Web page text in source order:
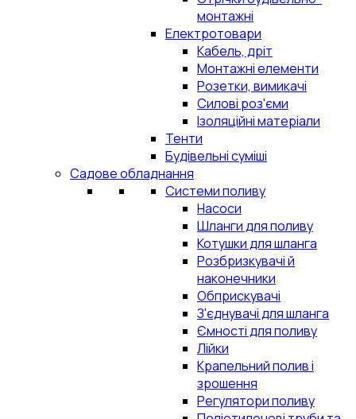
монтажні
Електротовари
Кабель, дріт
Монтажні елементи
Розетки, вимикачі
Силові роз'єми
Ізоляційні матеріали
Тенти
Будівельні суміші
Садове обладнання
Системи поливу
Насоси
Шланги для поливу
Котушки для шланга
Розбризкувачі й
наконечники
Обприскувачі
З'єднувачі для шланга
Ємності для поливу
Лійки
Крапельний полив і
зрошення
Регулятори поливу